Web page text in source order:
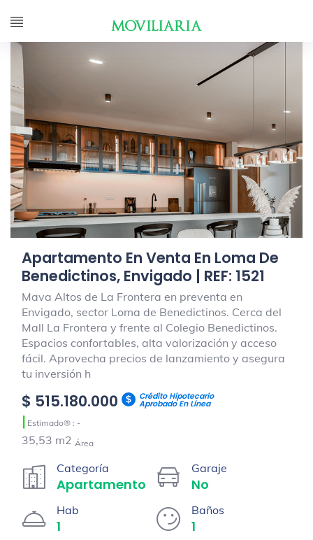
Apartamento En Venta En Loma De
Benedictinos, Envigado | REF: 1521
Mava Altos de La Frontera en preventa en
Envigado, sector Loma de Benedictinos. Cerca del
Mall La Frontera y frente al Colegio Benedictinos.
Espacios confortables, alta valorización y acceso
fácil. Aprovecha precios de lanzamiento y asegura
tu inversión h
$ 515.180.000 Crédito Hipotecario
Aprobado En Línea
| Estimado® : -
35,53 m2 Área
Categoría
Apartamento
Garaje
No
Hab
1
Baños
1